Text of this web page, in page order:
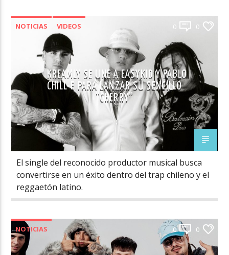
NOTICIAS VIDEOS 0 0
KREAMLY SE UNE A EASYKID Y PABLO
CHILL-E PARA LANZAR SU SENCILLO
“CHERRY”
El single del reconocido productor musical busca
convertirse en un éxito dentro del trap chileno y el
reggaetón latino.
NOTICIAS 0 0